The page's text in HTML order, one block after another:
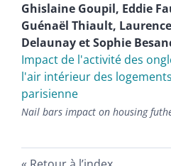
Ghislaine Goupil, Eddie
Guénaël Thiault, Laurence
DelaunayetSophie
Impact de l'activité des
l'air intérieur des
parisienne
Nail bars impact on housing